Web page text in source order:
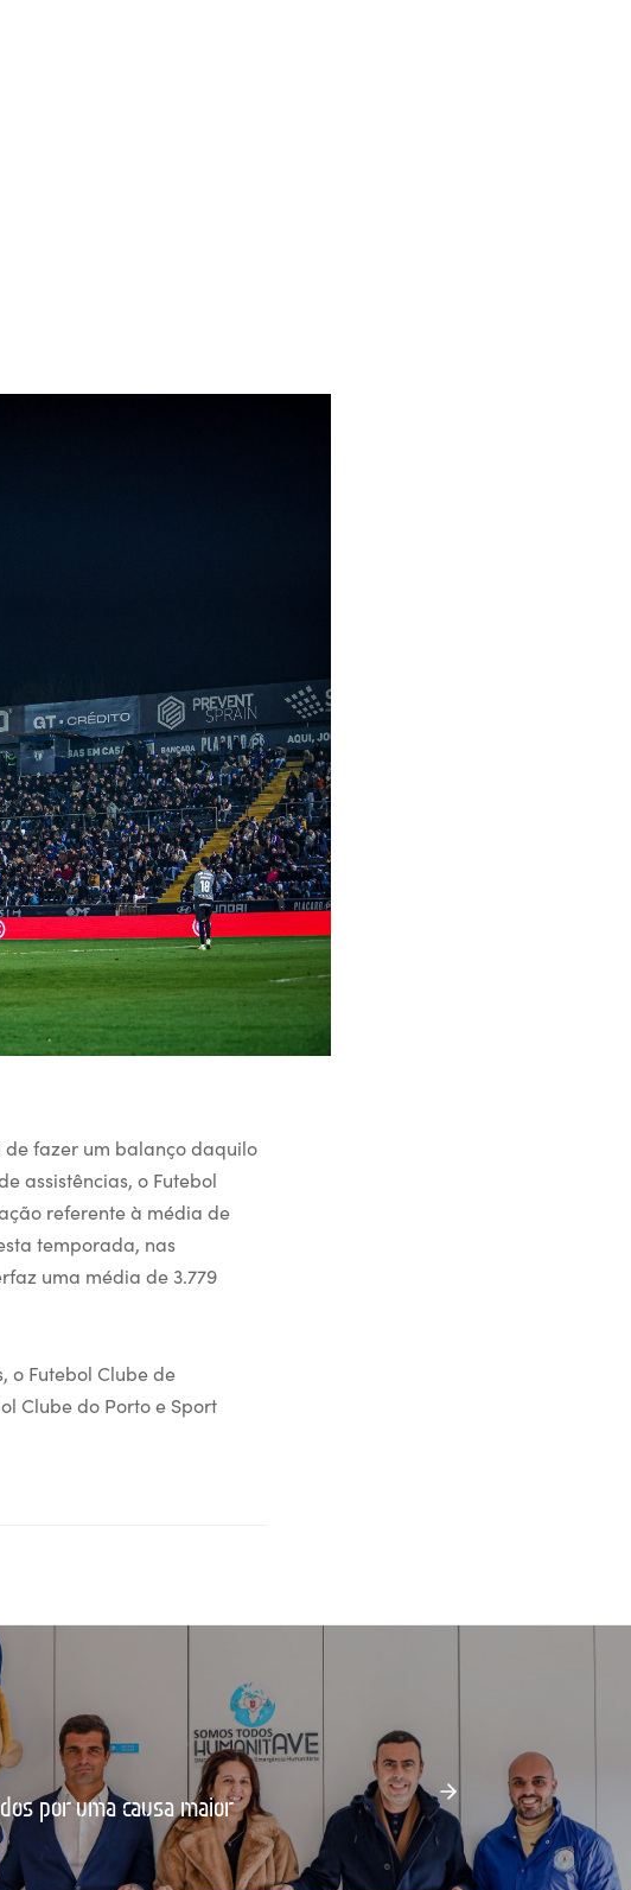
fazer um balanço daquilo
assistências, o Futebol
referente à média de
temporada, nas
uma média de 3.779
o Futebol Clube de
Clube do Porto e Sport
por uma causa maior